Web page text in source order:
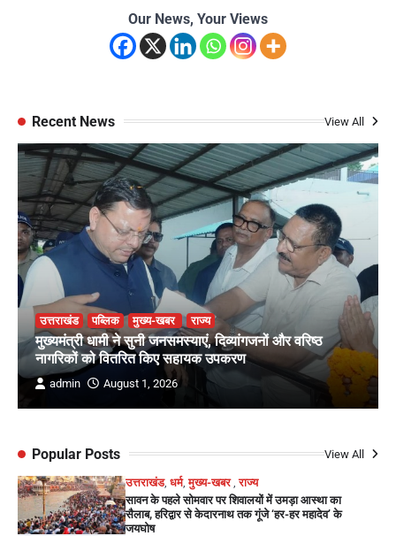
Our News, Your Views
Recent News View All
उत्तराखंड पब्लिक मुख्य-खबर राज्य
मुख्यमंत्री धामी ने सुनी जनसमस्याएं, दिव्यांगजनों और वरिष्ठ
नागरिकों को वितरित किए सहायक उपकरण
admin August 1, 2026
Popular Posts View All
उत्तराखंड,धर्म,मुख्य-खबर ,राज्य
सावन के पहले सोमवार पर शिवालयों में उमड़ा आस्था का
सैलाब, हरिद्वार से केदारनाथ तक गूंजे ‘हर-हर महादेव’ के
जयघोष